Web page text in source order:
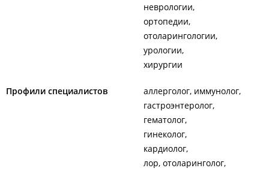
неврологии
ортопедии
отоларингологии
урологии
хирургии
Профили специалистов
аллерголог, иммунолог
гастроэнтеролог
гематолог
гинеколог
кардиолог
лор, отоларинголог